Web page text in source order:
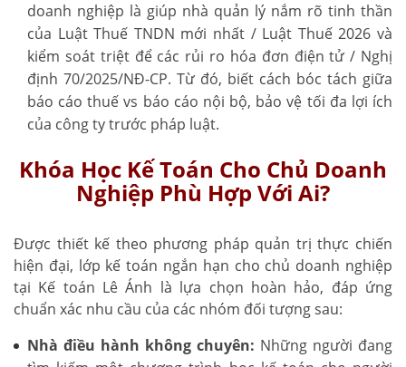
doanh nghiệp là giúp nhà quản lý nắm rõ tinh thần
của Luật Thuế TNDN mới nhất / Luật Thuế 2026 và
kiểm soát triệt để các rủi ro hóa đơn điện tử / Nghị
định 70/2025/NĐ-CP. Từ đó, biết cách bóc tách giữa
báo cáo thuế vs báo cáo nội bộ, bảo vệ tối đa lợi ích
của công ty trước pháp luật.
Khóa Học Kế Toán Cho Chủ Doanh
Nghiệp Phù Hợp Với Ai?
Được thiết kế theo phương pháp quản trị thực chiến
hiện đại, lớp kế toán ngắn hạn cho chủ doanh nghiệp
tại Kế toán Lê Ánh là lựa chọn hoàn hảo, đáp ứng
chuẩn xác nhu cầu của các nhóm đối tượng sau:
Nhà điều hành không chuyên: Những người đang